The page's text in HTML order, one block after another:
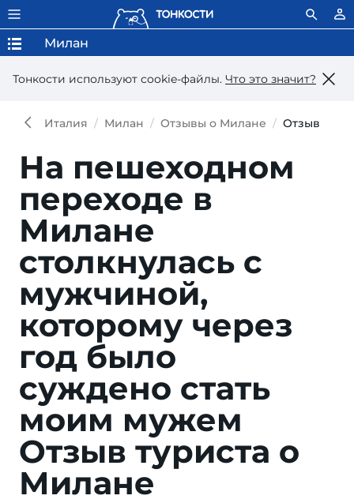
Тонкости используют сookie-файлы. Что это значит?
Милан
Италия Милан Отзывы о Милане Отзыв
На пешеходном
переходе в
Милане
столкнулась с
мужчиной,
которому через
год было
суждено стать
моим мужем
Отзыв туриста о
Милане